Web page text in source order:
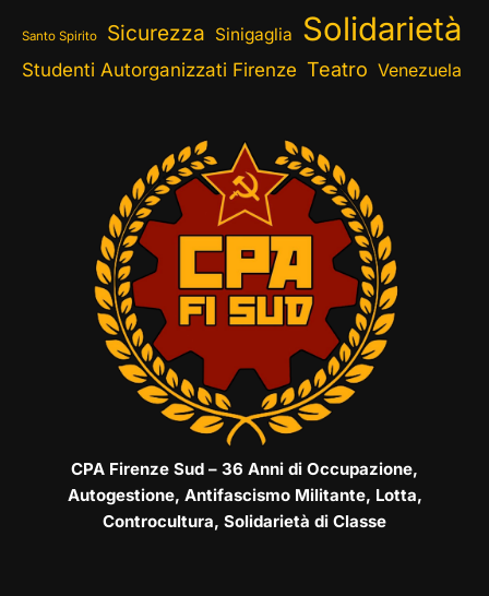
Santo Spirito Sicurezza Sinigaglia Solidarietà
Studenti Autorganizzati Firenze Teatro Venezuela
CPA Firenze Sud – 36 Anni di Occupazione,
Autogestione, Antifascismo Militante, Lotta,
Controcultura, Solidarietà di Classe